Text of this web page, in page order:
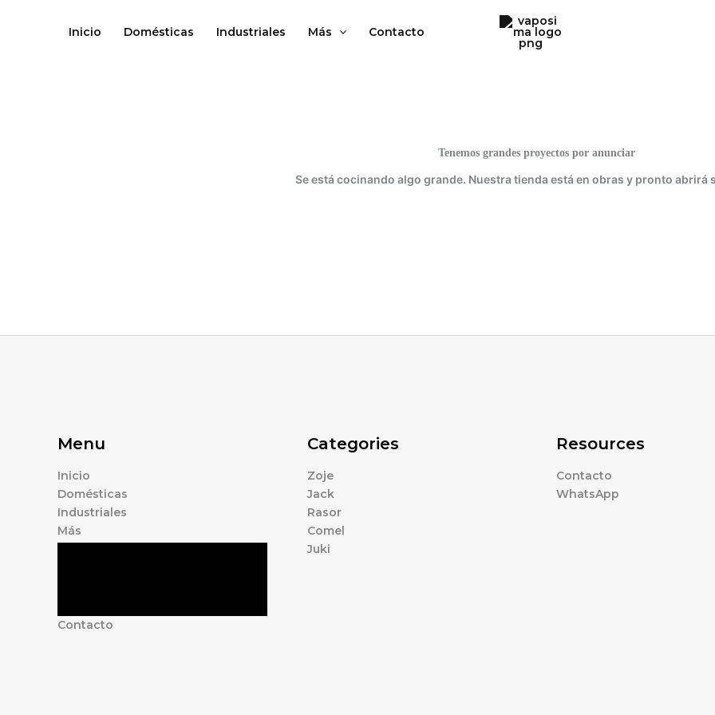
Inicio Domésticas Industriales Más Contacto
Tenemos grandes proyectos por anunciar
Se está cocinando algo grande. Nuestra tienda está en obras y pronto abrirá
Menu
Inicio
Domésticas
Industriales
Más
Contacto
Categories
Zoje
Jack
Rasor
Comel
Juki
Resources
Contacto
WhatsApp